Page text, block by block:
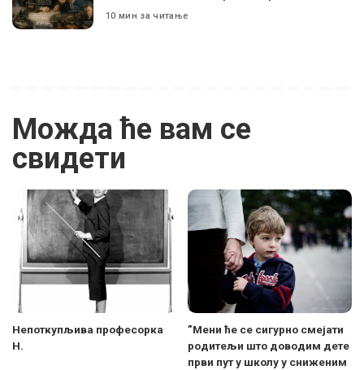
10 мин за читање
Можда ће вам се
свидети
Непоткупљива професорка
Н.
”Мени ће се сигурно смејати
родитељи што доводим дете
први пут у школу у сниженим